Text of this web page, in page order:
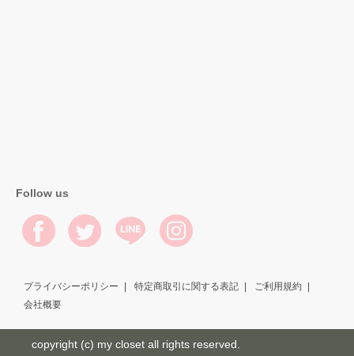
Follow us
プライバシーポリシー 特定商取引に関する表記
ご利用規約
会社概要
copyright (c) my closet all rights reserved.